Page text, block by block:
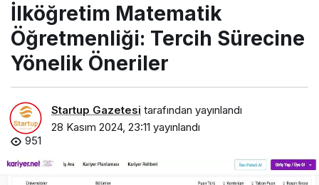
İlköğretim Matematik
Öğretmenliği: Tercih Sürecine
Yönelik Öneriler
Startup Gazetesi tarafından yayınlandı
28 Kasım 2024, 23:11 yayınlandı
951